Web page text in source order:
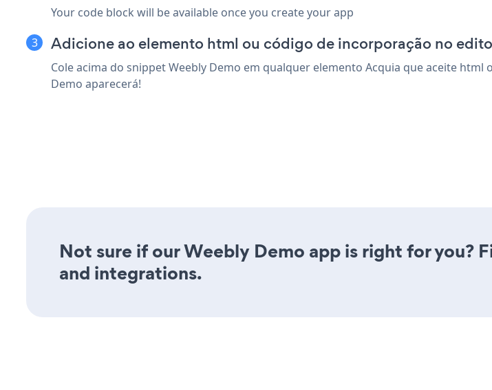
Your code block will be available once you create your app
Adicione ao elemento html ou código de incorporação no
Cole acima do snippet Weebly Demo em qualquer elemento Acquia que aceite
Demo aparecerá!
Not sure if our Weebly Demo app is right for you?
and integrations.